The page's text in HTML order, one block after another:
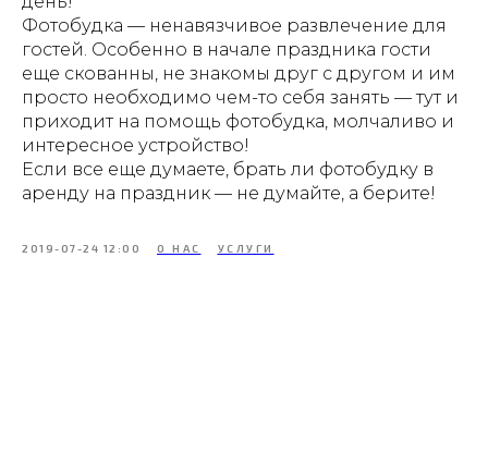
Фотобудка — ненавязчивое развлечение для
гостей. Особенно в начале праздника гости
еще скованны, не знакомы друг с другом и им
просто необходимо чем-то себя занять — тут и
приходит на помощь фотобудка, молчаливо и
интересное устройство!
Если все еще думаете, брать ли фотобудку в
аренду на праздник — не думайте, а берите!
2019-07-24 12:00 О НАС УСЛУГИ